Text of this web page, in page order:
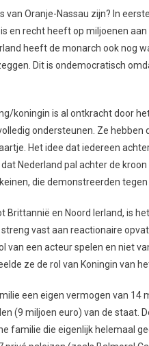
van Oranje-Nassau zijn? In
en recht heeft op miljoenen
heeft de monarch ook nog
Dit is ondemocratisch
koningin is al ontkracht door
ondersteunen. Ze
Het idee dat iedereen
Nederland pal achter de
die demonstreerden tegen
Brittannië en Noord Ierland, is
vast aan reactionaire
van een acteur spelen en niet
ze de rol van Koningin van
een eigen vermogen van 14
(9 miljoen euro) van de staat.
familie die eigenlijk helemaal